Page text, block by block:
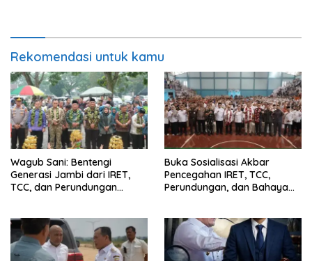
Rekomendasi untuk kamu
Wagub Sani: Bentengi
Generasi Jambi dari IRET,
TCC, dan Perundungan
Buka Sosialisasi Akbar
Pencegahan IRET, TCC,
Perundungan, dan Bahaya
bisa jaga diri, 60% masa
depan sudah ada di tangan”